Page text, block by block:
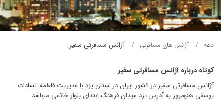
دهه آژانس های مسافرتی آژانس مسافرتی سفير
کوتاه درباره آژانس مسافرتی سفير
آژانس مسافرتی سفير در کشور ایران در استان يزد با مدیریت فاطمه السادات
یوسفی هنومرور به آدرس یزد میدان فرهنگ ابتدای بلوار خاتمی میباشد